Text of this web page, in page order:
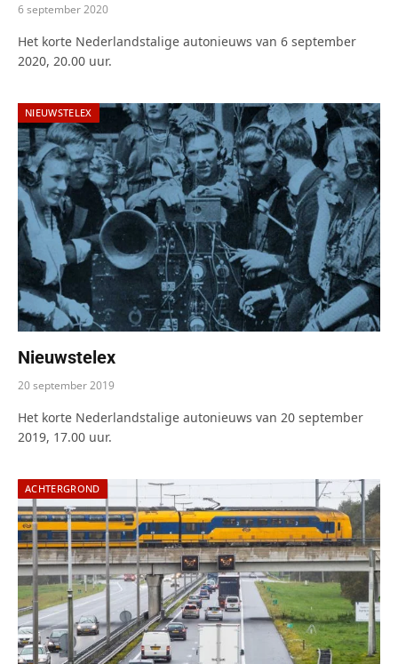
6 september 2020
Het korte Nederlandstalige autonieuws van 6 september
2020, 20.00 uur.
NIEUWSTELEX
Nieuwstelex
20 september 2019
Het korte Nederlandstalige autonieuws van 20 september
2019, 17.00 uur.
ACHTERGROND